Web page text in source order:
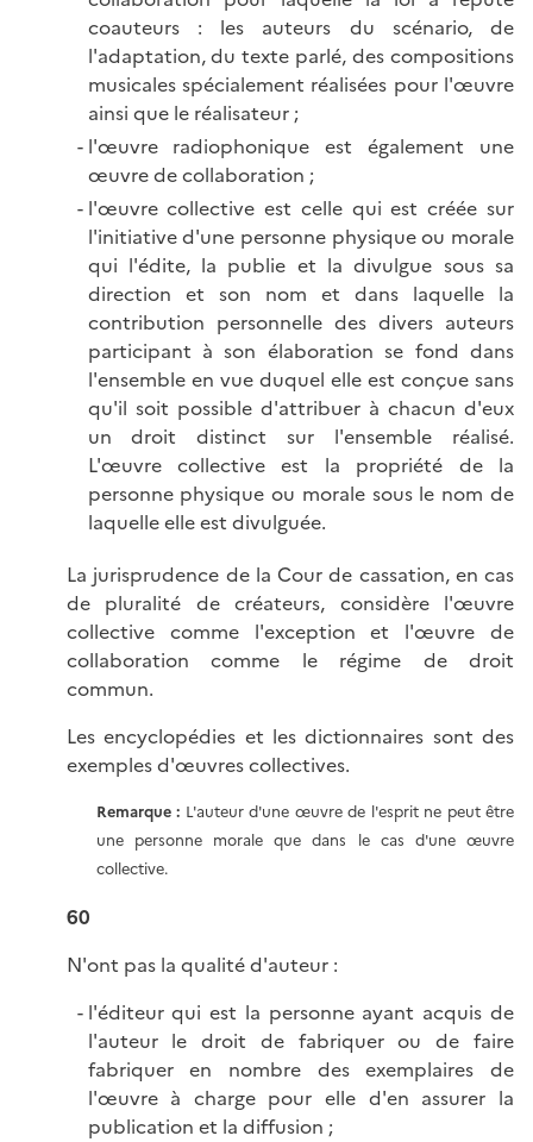
coauteurs : les auteurs du scénario, de
l'adaptation, du texte parlé, des compositions
musicales spécialement réalisées pour l'œuvre
ainsi que le réalisateur ;
l'œuvre radiophonique est également une
œuvre de collaboration ;
l'œuvre collective est celle qui est créée sur
l'initiative d'une personne physique ou morale
qui l'édite, la publie et la divulgue sous sa
direction et son nom et dans laquelle la
contribution personnelle des divers auteurs
participant à son élaboration se fond dans
l'ensemble en vue duquel elle est conçue sans
qu'il soit possible d'attribuer à chacun d'eux
un droit distinct sur l'ensemble réalisé.
L'œuvre collective est la propriété de la
personne physique ou morale sous le nom de
laquelle elle est divulguée.
La jurisprudence de la Cour de cassation, en cas
de pluralité de créateurs, considère l'œuvre
collective comme l'exception et l'œuvre de
collaboration comme le régime de droit
commun.
Les encyclopédies et les dictionnaires sont des
exemples d'œuvres collectives.
Remarque : L'auteur d'une œuvre de l'esprit ne peut être
une personne morale que dans le cas d'une œuvre
collective.
60
N'ont pas la qualité d'auteur :
l'éditeur qui est la personne ayant acquis de
l'auteur le droit de fabriquer ou de faire
fabriquer en nombre des exemplaires de
l'œuvre à charge pour elle d'en assurer la
publication et la diffusion ;